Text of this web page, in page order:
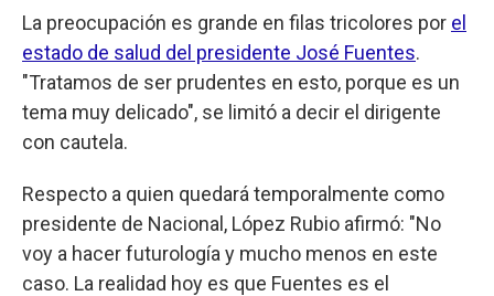
La preocupación es grande en filas tricolores por el
estado de salud del presidente José Fuentes.
"Tratamos de ser prudentes en esto, porque es un
tema muy delicado", se limitó a decir el dirigente
con cautela.
Respecto a quien quedará temporalmente como
presidente de Nacional, López Rubio afirmó: "No
voy a hacer futurología y mucho menos en este
caso. La realidad hoy es que Fuentes es el